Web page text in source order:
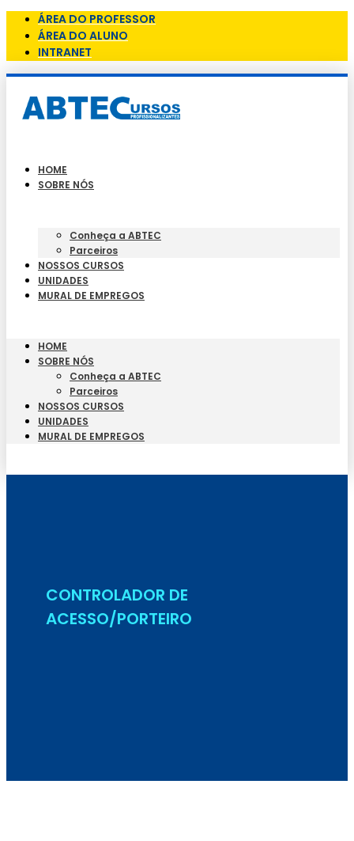
ÁREA DO PROFESSOR
ÁREA DO ALUNO
INTRANET
HOME
SOBRE NÓS
Conheça a ABTEC
Parceiros
NOSSOS CURSOS
UNIDADES
MURAL DE EMPREGOS
HOME
SOBRE NÓS
Conheça a ABTEC
Parceiros
NOSSOS CURSOS
UNIDADES
MURAL DE EMPREGOS
CONTROLADOR DE
ACESSO/PORTEIRO